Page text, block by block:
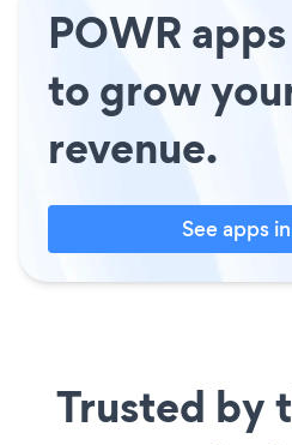
POWR
to grow
revenue.
See apps
Trusted by